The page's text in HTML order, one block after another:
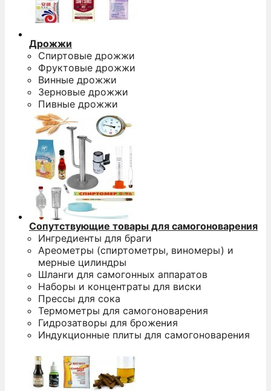
Дрожжи
Спиртовые дрожжи
Фруктовые дрожжи
Винные дрожжи
Зерновые дрожжи
Пивные дрожжи
Сопутствующие товары для самогоноварения
Ингредиенты для браги
Ареометры (спиртометры, виномеры) и
мерные цилиндры
Шланги для самогонных аппаратов
Наборы и концентраты для виски
Прессы для сока
Термометры для самогоноварения
Гидрозатворы для брожения
Индукционные плиты для самогоноварения